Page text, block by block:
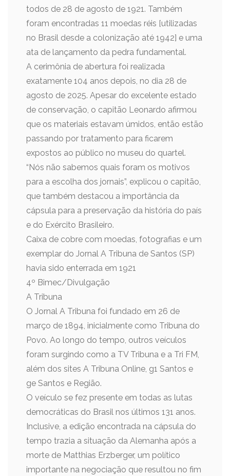
todos de 28 de agosto de 1921. Também
foram encontradas 11 moedas réis [utilizadas
no Brasil desde a colonização até 1942] e uma
ata de lançamento da pedra fundamental.
A cerimônia de abertura foi realizada
exatamente 104 anos depois, no dia 28 de
agosto de 2025. Apesar do excelente estado
de conservação, o capitão Leonardo afirmou
que os materiais estavam úmidos, então estão
passando por tratamento para ficarem
expostos ao público no museu do quartel.
“Nós não sabemos quais foram os motivos
para a escolha dos jornais”, explicou o capitão,
que também destacou a importância da
cápsula para a preservação da história do país
e do Exército Brasileiro.
Caixa de cobre com moedas, fotografias e um
exemplar do Jornal A Tribuna de Santos (SP)
havia sido enterrada em 1921
4º Bimec/Divulgação
A Tribuna
O Jornal A Tribuna foi fundado em 26 de
março de 1894, inicialmente como Tribuna do
Povo. Ao longo do tempo, outros veículos
foram surgindo como a TV Tribuna e a Tri FM,
além dos sites A Tribuna Online, g1 Santos e
ge Santos e Região.
O veículo se fez presente em todas as lutas
democráticas do Brasil nos últimos 131 anos.
Inclusive, a edição encontrada na cápsula do
tempo trazia a situação da Alemanha após a
morte de Matthias Erzberger, um político
importante na negociação que resultou no fim